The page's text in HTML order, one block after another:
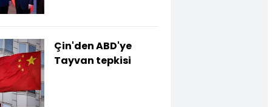
Çin'den ABD'ye
Tayvan tepkisi